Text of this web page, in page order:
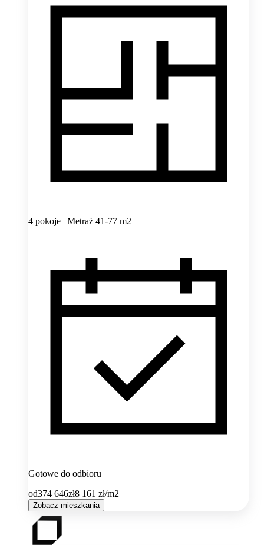
4 pokoje | Metraż 41-77 m2
Gotowe do odbioru
od374 646zł8 161 zł/m2
Zobacz mieszkania